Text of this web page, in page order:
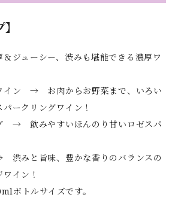
ューシー、渋みも堪能できる濃厚ワ
イン → お肉からお野菜まで、いろい
ークリングワイン！
→ 飲みやすいほんのり甘いロゼスパ
みと旨味、豊かな香りのバランスの
イン！
ボトルサイズです。